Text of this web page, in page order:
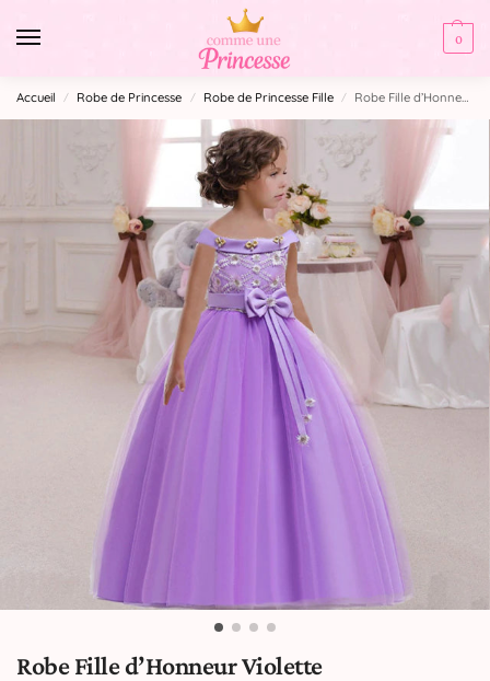
0
Accueil / Robe de Princesse / Robe de Princesse Fille / Robe Fille d’Honneur Violette
Robe Fille d’Honneur Violette